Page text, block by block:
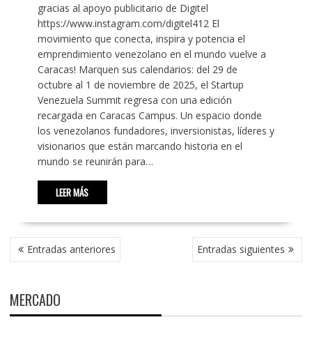
gracias al apoyo publicitario de Digitel
https://www.instagram.com/digitel412 El
movimiento que conecta, inspira y potencia el
emprendimiento venezolano en el mundo vuelve a
Caracas! Marquen sus calendarios: del 29 de
octubre al 1 de noviembre de 2025, el Startup
Venezuela Summit regresa con una edición
recargada en Caracas Campus. Un espacio donde
los venezolanos fundadores, inversionistas, líderes y
visionarios que están marcando historia en el
mundo se reunirán para…
LEER MÁS
NAVEGACIÓN
DE Entradas anteriores Entradas siguientes
MERCADO